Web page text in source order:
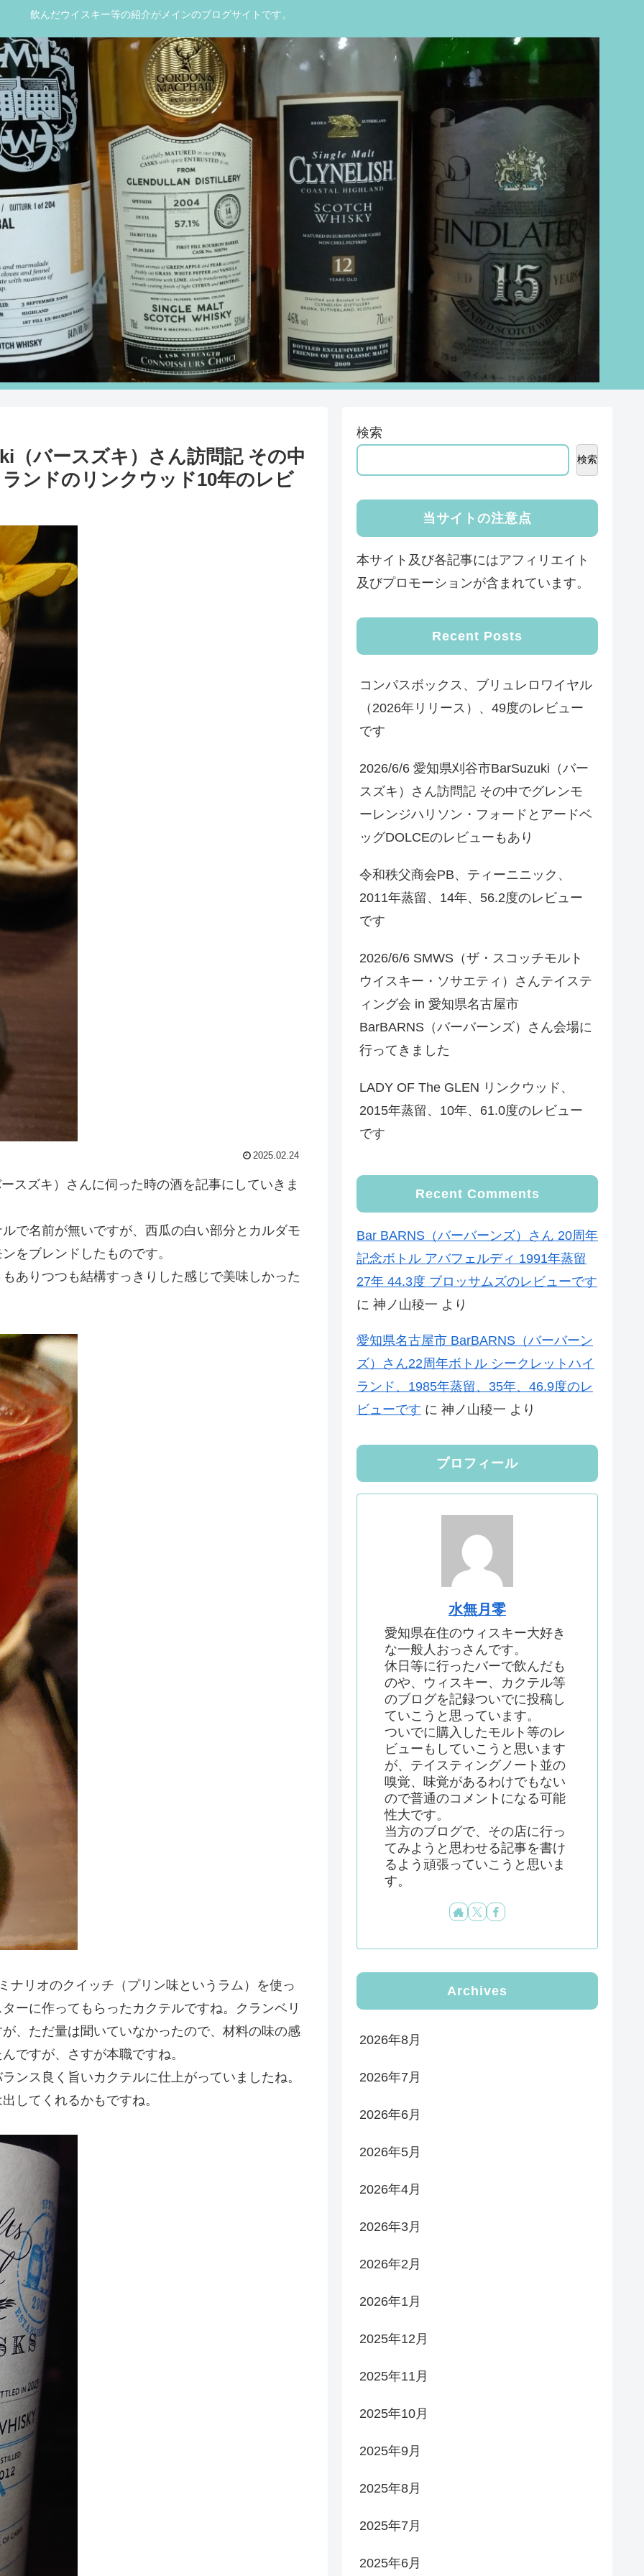
飲んだウイスキー等の紹介がメインのブログサイトです。
（バースズキ）さん訪問記 その中
ンドのリンクウッド10年のレビ
2025.02.24
スズキ）さんに伺った時の酒を記事にしていきま
で名前が無いですが、西瓜の白い部分とカルダモ
をブレンドしたものです。
ありつつも結構すっきりした感じで美味しかった
ナリオのクイッチ（プリン味というラム）を使っ
ーに作ってもらったカクテルですね。クランベリ
、ただ量は聞いていなかったので、材料の味の感
ですが、さすが本職ですね。
ンス良く旨いカクテルに仕上がっていましたね。
してくれるかもですね。
検索
検索
当サイトの注意点
本サイト及び各記事にはアフィリエイト
及びプロモーションが含まれています。
Recent Posts
コンパスボックス、ブリュレロワイヤル
（2026年リリース）、49度のレビュー
です
2026/6/6 愛知県刈谷市BarSuzuki（バー
スズキ）さん訪問記 その中でグレンモ
ーレンジハリソン・フォードとアードベ
ッグDOLCEのレビューもあり
令和秩父商会PB、ティーニニック、
2011年蒸留、14年、56.2度のレビュー
です
2026/6/6 SMWS（ザ・スコッチモルト
ウイスキー・ソサエティ）さんテイステ
ィング会 in 愛知県名古屋市
BarBARNS（バーバーンズ）さん会場に
行ってきました
LADY OF The GLEN リンクウッド、
2015年蒸留、10年、61.0度のレビュー
です
Recent Comments
Bar BARNS（バーバーンズ）さん 20周年
記念ボトル アバフェルディ 1991年蒸留
27年 44.3度 ブロッサムズのレビューです
に 神ノ山稜一 より
愛知県名古屋市 BarBARNS（バーバーン
ズ）さん22周年ボトル シークレットハイ
ランド、1985年蒸留、35年、46.9度のレ
ビューです に 神ノ山稜一 より
プロフィール
水無月零
愛知県在住のウィスキー大好き
な一般人おっさんです。
休日等に行ったバーで飲んだも
のや、ウィスキー、カクテル等
のブログを記録ついでに投稿し
ていこうと思っています。
ついでに購入したモルト等のレ
ビューもしていこうと思います
が、テイスティングノート並の
嗅覚、味覚があるわけでもない
ので普通のコメントになる可能
性大です。
当方のブログで、その店に行っ
てみようと思わせる記事を書け
るよう頑張っていこうと思いま
す。
Archives
2026年8月
2026年7月
2026年6月
2026年5月
2026年4月
2026年3月
2026年2月
2026年1月
2025年12月
2025年11月
2025年10月
2025年9月
2025年8月
2025年7月
2025年6月